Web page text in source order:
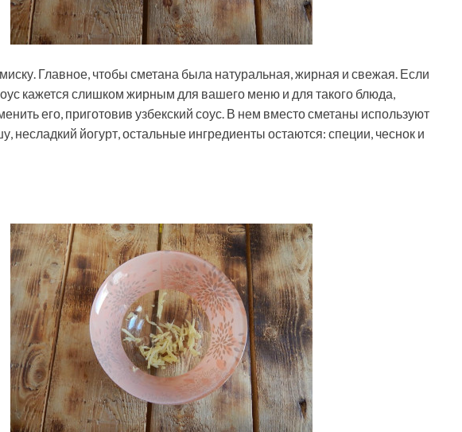
Главное, чтобы сметана была натуральная, жирная и свежая. Если
кажется слишком жирным для вашего меню и для такого блюда,
его, приготовив узбекский соус. В нем вместо сметаны используют
несладкий йогурт, остальные ингредиенты остаются: специи, чеснок и